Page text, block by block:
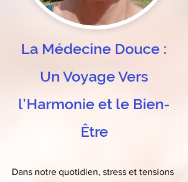
La Médecine Douce :
Un Voyage Vers
l'Harmonie et le Bien-
Être
Dans notre quotidien, stress et tensions